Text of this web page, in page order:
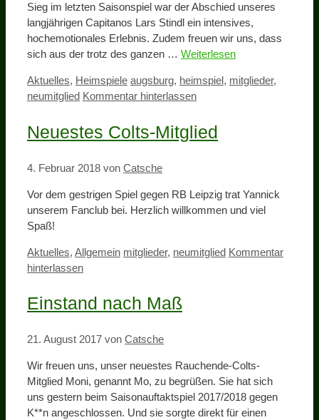
Sieg im letzten Saisonspiel war der Abschied unseres
langjährigen Capitanos Lars Stindl ein intensives,
hochemotionales Erlebnis. Zudem freuen wir uns, dass
sich aus der trotz des ganzen … Weiterlesen
Kategorien
Aktuelles, Heimspiele Schlagwörter
augsburg, heimspiel, mitglieder,
neumitglied Kommentar hinterlassen
Neuestes Colts-Mitglied
4. Februar 2018 von Catsche
Vor dem gestrigen Spiel gegen RB Leipzig trat Yannick
unserem Fanclub bei. Herzlich willkommen und viel
Spaß!
Kategorien
Aktuelles, Allgemein Schlagwörter
mitglieder, neumitglied Kommentar
hinterlassen
Einstand nach Maß
21. August 2017 von Catsche
Wir freuen uns, unser neuestes Rauchende-Colts-
Mitglied Moni, genannt Mo, zu begrüßen. Sie hat sich
uns gestern beim Saisonauftaktspiel 2017/2018 gegen
K**n angeschlossen. Und sie sorgte direkt für einen